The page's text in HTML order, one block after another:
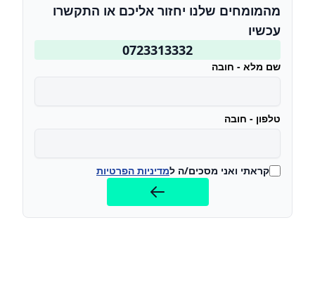
מהמומחים שלנו יחזור אליכם או התקשרו
עכשיו
0723313332
שם מלא - חובה
טלפון - חובה
קראתי ואני מסכים/ה למדיניות הפרטיות